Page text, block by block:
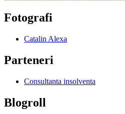
Fotografi
Catalin Alexa
Parteneri
Consultanta insolventa
Blogroll